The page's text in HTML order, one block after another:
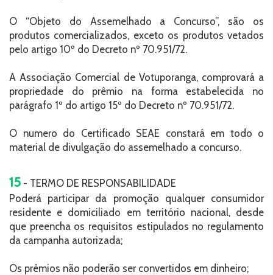
O “Objeto do Assemelhado a Concurso”, são os
produtos comercializados, exceto os produtos vetados
pelo artigo 10º do Decreto nº 70.951/72.
A Associação Comercial de Votuporanga, comprovará a
propriedade do prêmio na forma estabelecida no
parágrafo 1º do artigo 15º do Decreto nº 70.951/72.
O numero do Certificado SEAE constará em todo o
material de divulgação do assemelhado a concurso.
15 - TERMO DE RESPONSABILIDADE
Poderá participar da promoção qualquer consumidor
residente e domiciliado em território nacional, desde
que preencha os requisitos estipulados no regulamento
da campanha autorizada;
Os prêmios não poderão ser convertidos em dinheiro;